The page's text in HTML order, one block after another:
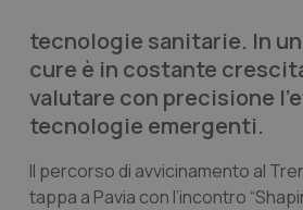
tecnologie sanitarie. In
cure è in costante
valutare con precisione
tecnologie emergenti.
Il percorso di avvicinamento al
tappa a Pavia con l’incontro